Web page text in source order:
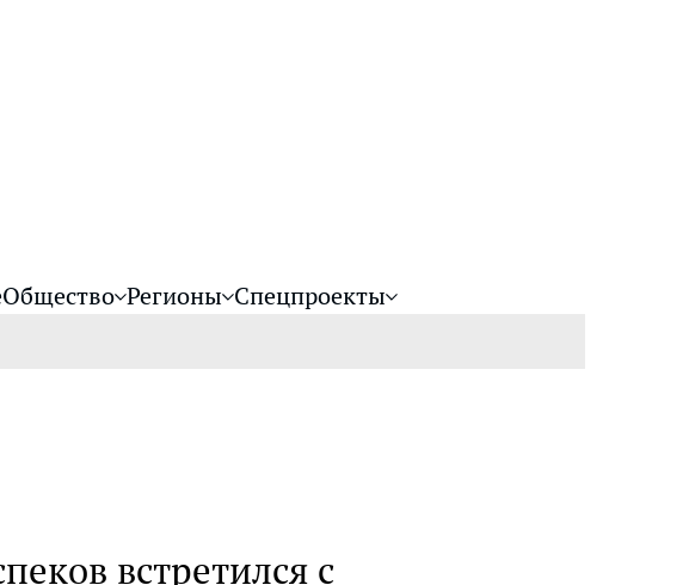
Общество Регионы Спецпроекты
встретился с